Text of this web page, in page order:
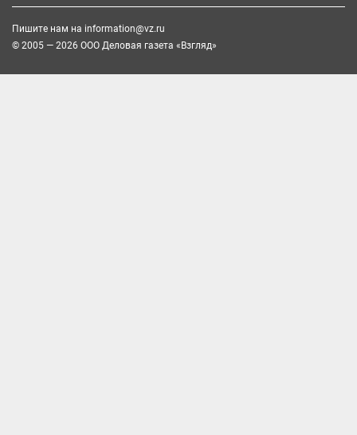
Пишите нам на information@vz.ru
© 2005 — 2026 ООО Деловая газета «Взгляд»